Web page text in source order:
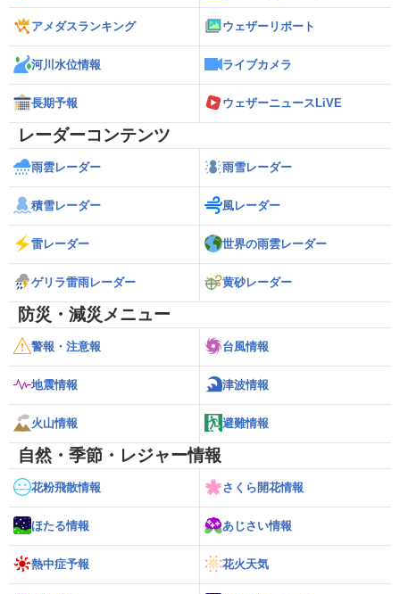
アメダスランキング ウェザーリポート
河川水位情報 ライブカメラ
長期予報 ウェザーニュースLiVE
レーダーコンテンツ
雨雲レーダー 雨雪レーダー
積雪レーダー 風レーダー
雷レーダー 世界の雨雲レーダー
ゲリラ雷雨レーダー 黄砂レーダー
防災・減災メニュー
警報・注意報 台風情報
地震情報 津波情報
火山情報 避難情報
自然・季節・レジャー情報
花粉飛散情報 さくら開花情報
ほたる情報 あじさい情報
熱中症予報 花火天気